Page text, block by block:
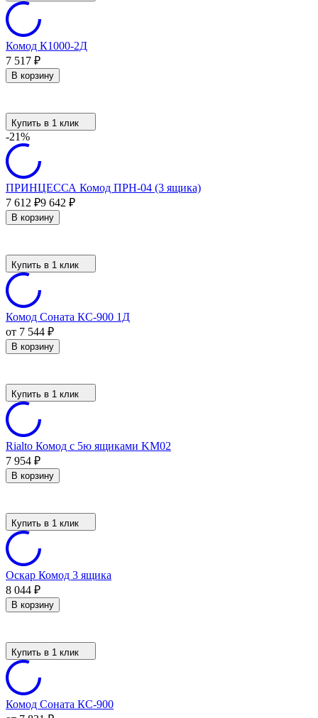
Комод К1000-2Д
7 517 ₽
В корзину
Купить в 1 клик
-21%
ПРИНЦЕССА Комод ПРН-04 (3 ящика)
7 612 ₽9 642 ₽
В корзину
Купить в 1 клик
Комод Соната КС-900 1Д
от 7 544 ₽
В корзину
Купить в 1 клик
Rialto Комод с 5ю ящиками KM02
7 954 ₽
В корзину
Купить в 1 клик
Оскар Комод 3 ящика
8 044 ₽
В корзину
Купить в 1 клик
Комод Соната КС-900